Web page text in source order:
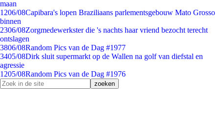
maan
1206/08Capibara's lopen Braziliaans parlementsgebouw Mato Grosso
binnen
2306/08Zorgmedewerkster die 's nachts haar vriend bezocht terecht
ontslagen
3806/08Random Pics van de Dag #1977
3405/08Dirk sluit supermarkt op de Wallen na golf van diefstal en
agressie
1205/08Random Pics van de Dag #1976